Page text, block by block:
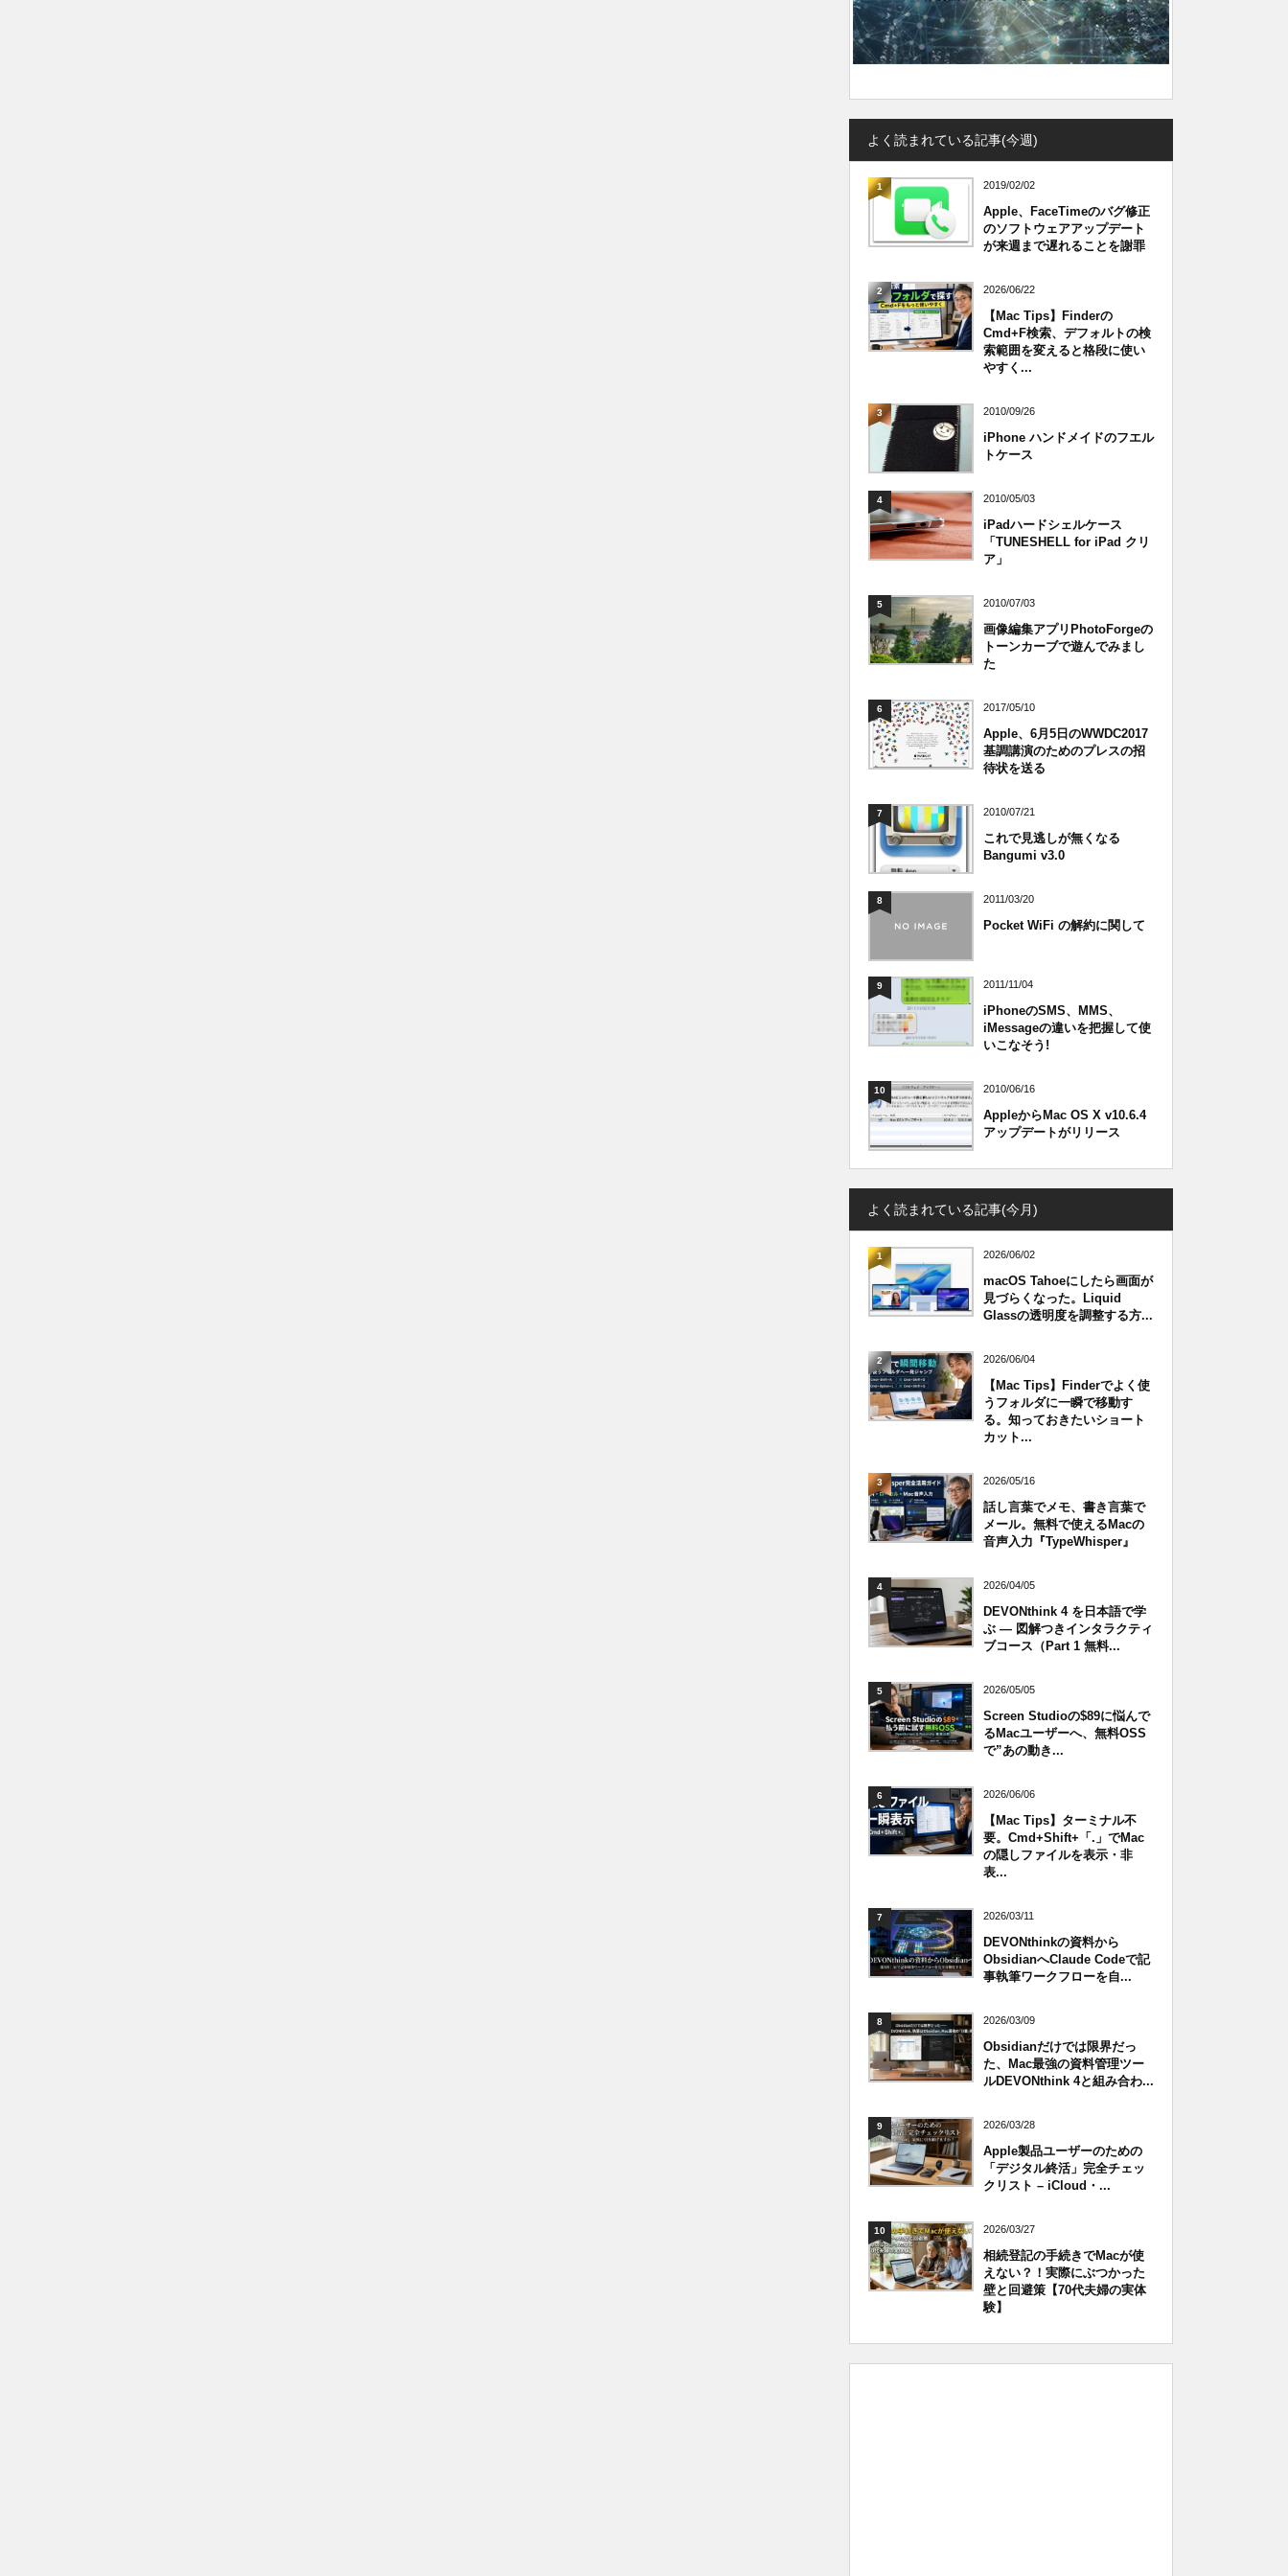
よく読まれている記事(今週)
1 2019/02/02
Apple、FaceTimeのバグ修正
のソフトウェアアップデート
が来週まで遅れることを謝罪
2 2026/06/22
【Mac Tips】Finderの
Cmd+F検索、デフォルトの検
索範囲を変えると格段に使い
やすく...
3 2010/09/26
iPhone ハンドメイドのフエル
トケース
4 2010/05/03
iPadハードシェルケース
「TUNESHELL for iPad クリ
ア」
5 2010/07/03
画像編集アプリPhotoForgeの
トーンカーブで遊んでみまし
た
6 2017/05/10
Apple、6月5日のWWDC2017
基調講演のためのプレスの招
待状を送る
7 2010/07/21
これで見逃しが無くなる
Bangumi v3.0
8 2011/03/20
Pocket WiFi の解約に関して
9 2011/11/04
iPhoneのSMS、MMS、
iMessageの違いを把握して使
いこなそう!
10 2010/06/16
AppleからMac OS X v10.6.4
アップデートがリリース
よく読まれている記事(今月)
1 2026/06/02
macOS Tahoeにしたら画面が
見づらくなった。Liquid
Glassの透明度を調整する方...
2 2026/06/04
【Mac Tips】Finderでよく使
うフォルダに一瞬で移動す
る。知っておきたいショート
カット...
3 2026/05/16
話し言葉でメモ、書き言葉で
メール。無料で使えるMacの
音声入力『TypeWhisper』
4 2026/04/05
DEVONthink 4 を日本語で学
ぶ — 図解つきインタラクティ
ブコース（Part 1 無料...
5 2026/05/05
Screen Studioの$89に悩んで
るMacユーザーへ、無料OSS
で”あの動き...
6 2026/06/06
【Mac Tips】ターミナル不
要。Cmd+Shift+「.」でMac
の隠しファイルを表示・非
表...
7 2026/03/11
DEVONthinkの資料から
ObsidianへClaude Codeで記
事執筆ワークフローを自...
8 2026/03/09
Obsidianだけでは限界だっ
た、Mac最強の資料管理ツー
ルDEVONthink 4と組み合わ...
9 2026/03/28
Apple製品ユーザーのための
「デジタル終活」完全チェッ
クリスト – iCloud・...
10 2026/03/27
相続登記の手続きでMacが使
えない？！実際にぶつかった
壁と回避策【70代夫婦の実体
験】